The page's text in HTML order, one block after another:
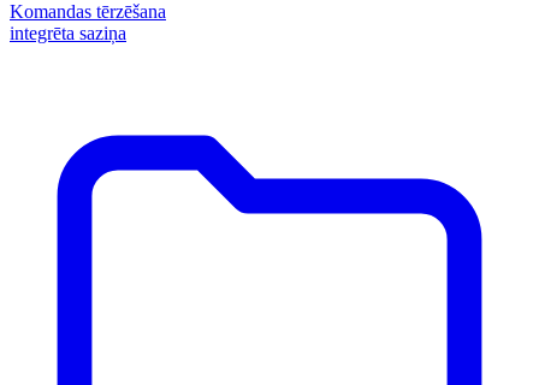
Komandas tērzēšana
integrēta saziņa